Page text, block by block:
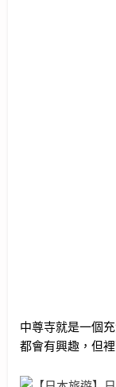
中尊寺就是一個
都會有興趣，但